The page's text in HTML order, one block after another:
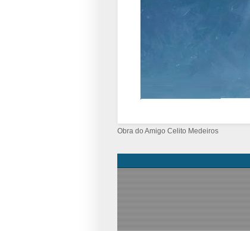
Obra do Amigo Celito Medeiros